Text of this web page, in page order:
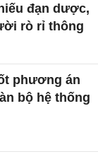
đạn dược,
rò rỉ thông
phương án
bộ hệ thống